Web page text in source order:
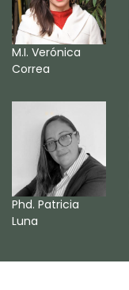
M.I. Verónica
Correa
Phd. Patricia
Luna